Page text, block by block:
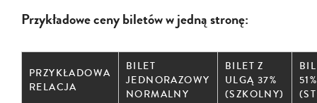
Przykładowe ceny biletów w jedną stronę:
PRZYKŁADOWA
RELACJA
BILET
JEDNORAZOWY
NORMALNY
BILET Z
ULGĄ 37%
(SZKOLNY)
51%